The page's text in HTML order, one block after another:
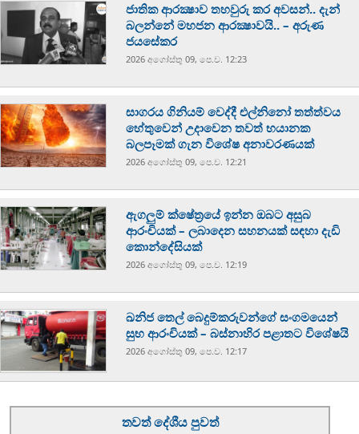
ජාතික ආරක්‍ෂාව තහවුරු කර අවසන්.. දැන්
බලන්නේ මහජන ආරක්‍ෂාවයි.. – අරුණ
ජයසේකර
2026 අගෝස්‍තු 09, පෙ.ව. 12:23
සාගරය ගිනියම් වෙද්දී එල්නිනෝ තත්ත්වය
හේතුවෙන් උදාවෙන තවත් භයානක
බලපෑමක් ගැන විශේෂ අනාවරණයක්
2026 අගෝස්‍තු 09, පෙ.ව. 12:21
ඇගලුම් ක්ෂේත්‍රයේ ඉන්න ඔබට අසුබ
ආරංචියක් – ලබාදෙන සහනයක් සඳහා දැඩි
කොන්දේසියක්
2026 අගෝස්‍තු 09, පෙ.ව. 12:19
ඛනිජ තෙල් බෙදුම්කරුවන්ගේ සංගමයෙන්
සුභ ආරංචියක් – බස්නාහිර පළාතට විශේෂයි
2026 අගෝස්‍තු 09, පෙ.ව. 12:17
තවත් දේශීය පුවත්